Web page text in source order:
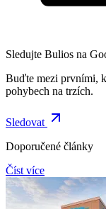
Sledujte Bulios na
Buďte mezi prvními,
pohybech na trzích.
Sledovat
Doporučené články
Číst více